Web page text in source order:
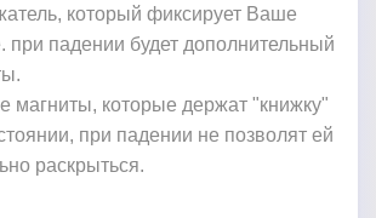
который фиксирует Ваше
при падении будет дополнительный
магниты, которые держат "книжку"
при падении не позволят ей
раскрыться.